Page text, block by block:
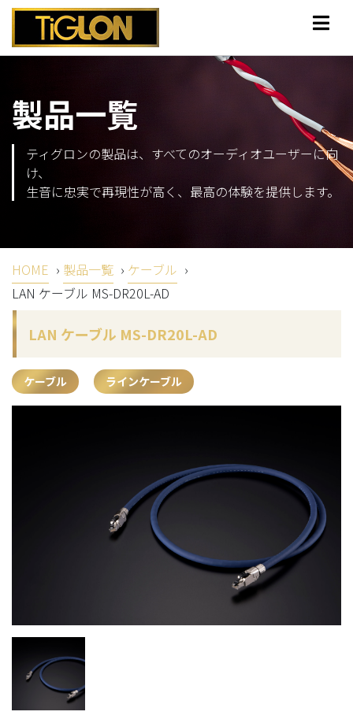
製品一覧
ティグロンの製品は、すべてのオーディオユーザーに向
け、
生音に忠実で再現性が高く、最高の体験を提供します。
HOME › 製品一覧 › ケーブル ›
LAN ケーブル MS-DR20L-AD
LAN ケーブル MS-DR20L-AD
ケーブル ラインケーブル